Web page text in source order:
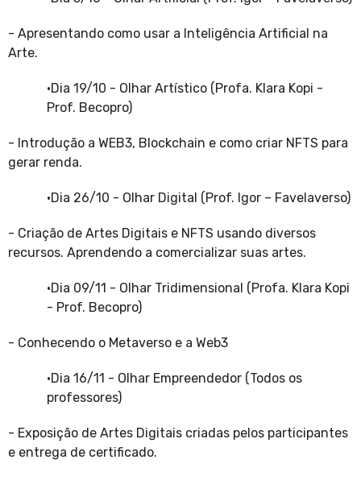
- Apresentando como usar a Inteligência Artificial na
Arte.
·Dia 19/10 - Olhar Artístico (Profa. Klara Kopi -
Prof. Becopro)
- Introdução a WEB3, Blockchain e como criar NFTS para
gerar renda.
·Dia 26/10 - Olhar Digital (Prof. Igor – Favelaverso)
- Criação de Artes Digitais e NFTS usando diversos
recursos. Aprendendo a comercializar suas artes.
·Dia 09/11 - Olhar Tridimensional (Profa. Klara Kopi
- Prof. Becopro)
- Conhecendo o Metaverso e a Web3
·Dia 16/11 - Olhar Empreendedor (Todos os
professores)
- Exposição de Artes Digitais criadas pelos participantes
e entrega de certificado.